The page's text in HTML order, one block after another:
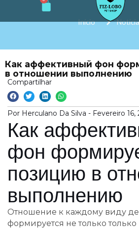
o
r
o
e
Início
Как аффективный фон
в отношении выполнению
Compartilhar
Por Herculano Da Silva - Fevereiro 16,
Как
фон
позицию в
выполнению
Отношение к каждому виду
формируется не только